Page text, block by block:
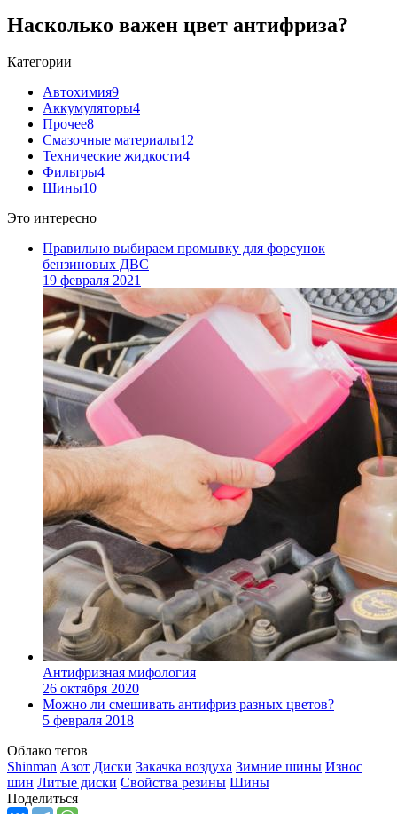
Насколько важен цвет антифриза?
Категории
Автохимия9
Аккумуляторы4
Прочее8
Смазочные материалы12
Технические жидкости4
Фильтры4
Шины10
Это интересно
Правильно выбираем промывку для форсунок
бензиновых ДВС
19 февраля 2021
Антифризная мифология
26 октября 2020
Можно ли смешивать антифриз разных цветов?
5 февраля 2018
Облако тегов
Shinman Азот Диски Закачка воздуха Зимние шины Износ
шин Литые диски Свойства резины Шины
Поделиться